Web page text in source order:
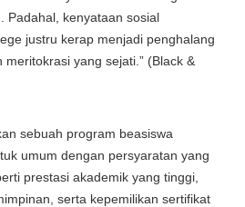
Padahal, kenyataan sosial
justru kerap menjadi penghalang
yang sejati.” (Black &
sebuah program beasiswa
umum dengan persyaratan yang
prestasi akademik yang tinggi,
serta kepemilikan sertifikat